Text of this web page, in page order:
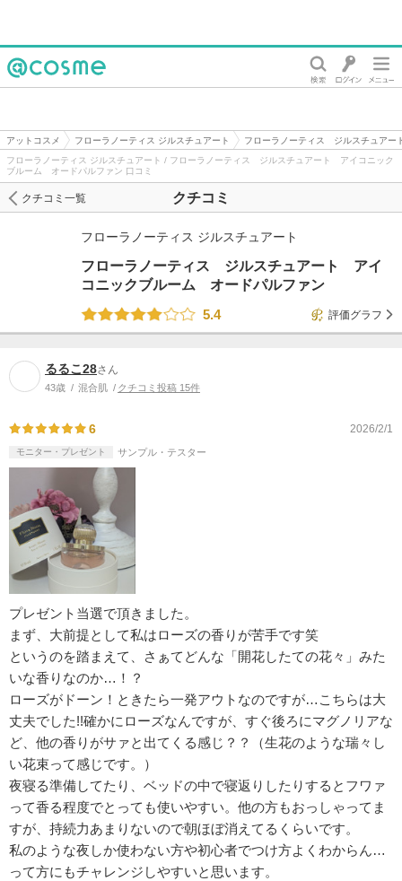
アットコスメ フローラノーティス ジルスチュアート
フローラノーティス ジルスチュア
フローラノーティス ジルスチュアート / フローラノーティス ジルスチュアート アイコニック
ブルーム オードパルファン 口コミ
クチコミ
クチコミ一覧
フローラノーティス ジルスチュアート
フローラノーティス ジルスチュアート アイ
コニックブルーム オードパルファン
5.4
評価グラフ
るるこ28さん
43歳 混合肌 クチコミ投稿 15件
6 2026/2/1
モニター・プレゼント サンプル・テスター
プレゼント当選で頂きました。
まず、大前提として私はローズの香りが苦手です笑
というのを踏まえて、さぁてどんな「開花したての花々」みた
いな香りなのか…！？
ローズがドーン！ときたら一発アウトなのですが…こちらは大
丈夫でした!!確かにローズなんですが、すぐ後ろにマグノリアな
ど、他の香りがサァと出てくる感じ？？（生花のような瑞々し
い花束って感じです。）
夜寝る準備してたり、ベッドの中で寝返りしたりするとフワァ
って香る程度でとっても使いやすい。他の方もおっしゃってま
すが、持続力あまりないので朝ほぼ消えてるくらいです。
私のような夜しか使わない方や初心者でつけ方よくわからん…
って方にもチャレンジしやすいと思います。